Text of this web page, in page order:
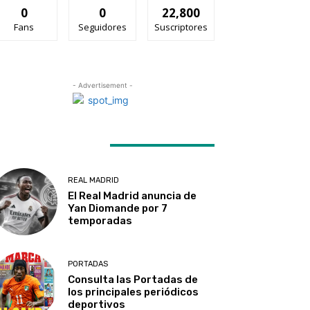
0
Fans
0
Seguidores
22,800
Suscriptores
- Advertisement -
REAL MADRID
El Real Madrid anuncia de
Yan Diomande por 7
temporadas
PORTADAS
Consulta las Portadas de
los principales periódicos
deportivos